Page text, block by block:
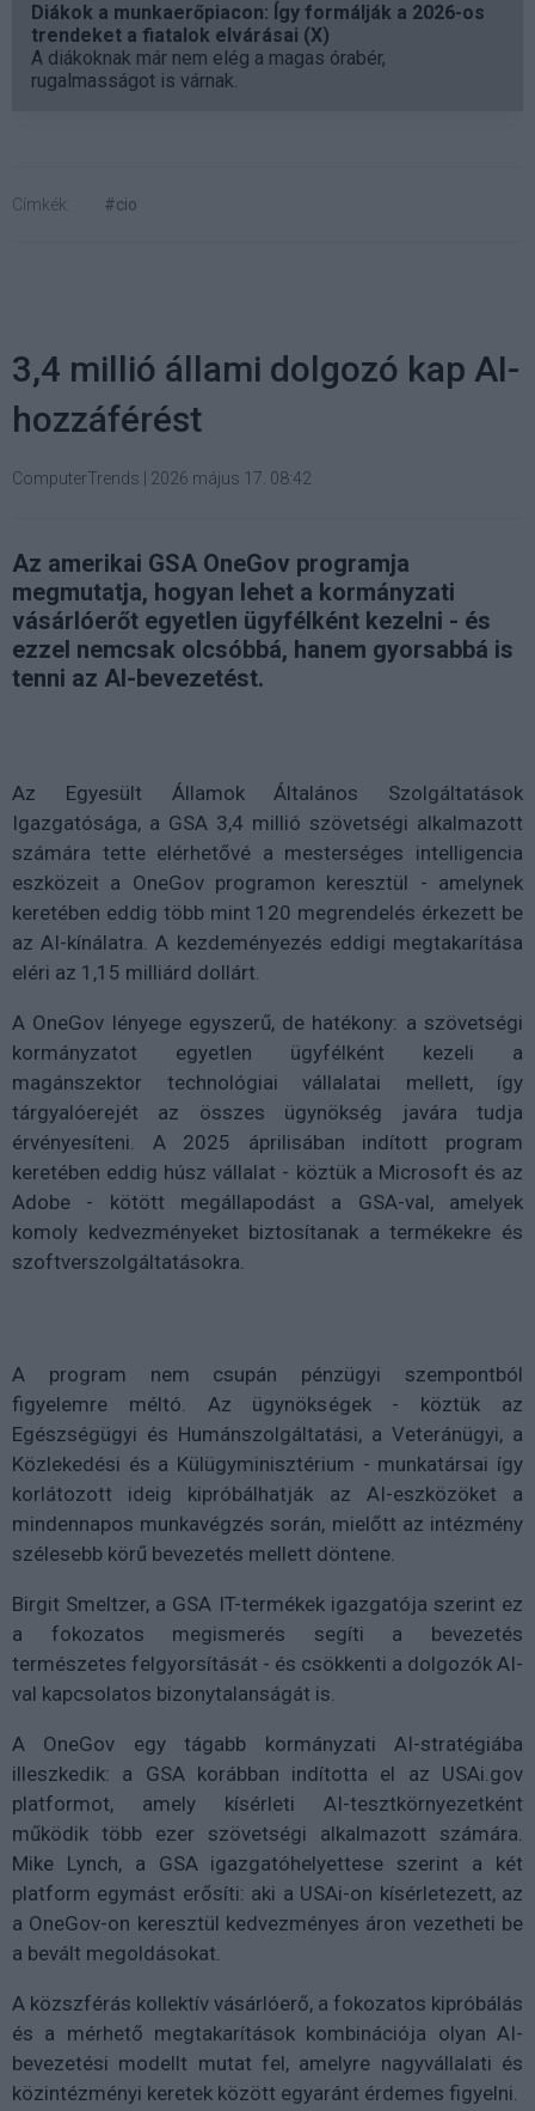
Diákok a munkaerőpiacon: Így formálják a 2026-os
trendeket a fiatalok elvárásai (X)
A diákoknak már nem elég a magas órabér,
rugalmasságot is várnak.
Címkék: #cio
3,4 millió állami dolgozó kap AI-
hozzáférést
ComputerTrends 2026 május 17. 08:42
Az amerikai GSA OneGov programja
megmutatja, hogyan lehet a kormányzati
vásárlóerőt egyetlen ügyfélként kezelni - és
ezzel nemcsak olcsóbbá, hanem gyorsabbá is
tenni az AI-bevezetést.
Az Egyesült Államok Általános Szolgáltatások
Igazgatósága, a GSA 3,4 millió szövetségi alkalmazott
számára tette elérhetővé a mesterséges intelligencia
eszközeit a OneGov programon keresztül - amelynek
keretében eddig több mint 120 megrendelés érkezett be
az AI-kínálatra. A kezdeményezés eddigi megtakarítása
eléri az 1,15 milliárd dollárt.
A OneGov lényege egyszerű, de hatékony: a szövetségi
kormányzatot egyetlen ügyfélként kezeli a
magánszektor technológiai vállalatai mellett, így
tárgyalóerejét az összes ügynökség javára tudja
érvényesíteni. A 2025 áprilisában indított program
keretében eddig húsz vállalat - köztük a Microsoft és az
Adobe - kötött megállapodást a GSA-val, amelyek
komoly kedvezményeket biztosítanak a termékekre és
szoftverszolgáltatásokra.
A program nem csupán pénzügyi szempontból
figyelemre méltó. Az ügynökségek - köztük az
Egészségügyi és Humánszolgáltatási, a Veteránügyi, a
Közlekedési és a Külügyminisztérium - munkatársai így
korlátozott ideig kipróbálhatják az AI-eszközöket a
mindennapos munkavégzés során, mielőtt az intézmény
szélesebb körű bevezetés mellett döntene.
Birgit Smeltzer, a GSA IT-termékek igazgatója szerint ez
a fokozatos megismerés segíti a bevezetés
természetes felgyorsítását - és csökkenti a dolgozók AI-
val kapcsolatos bizonytalanságát is.
A OneGov egy tágabb kormányzati AI-stratégiába
illeszkedik: a GSA korábban indította el az USAi.gov
platformot, amely kísérleti AI-tesztkörnyezetként
működik több ezer szövetségi alkalmazott számára.
Mike Lynch, a GSA igazgatóhelyettese szerint a két
platform egymást erősíti: aki a USAi-on kísérletezett, az
a OneGov-on keresztül kedvezményes áron vezetheti be
a bevált megoldásokat.
A közszférás kollektív vásárlóerő, a fokozatos kipróbálás
és a mérhető megtakarítások kombinációja olyan AI-
bevezetési modellt mutat fel, amelyre nagyvállalati és
közintézményi keretek között egyaránt érdemes figyelni.